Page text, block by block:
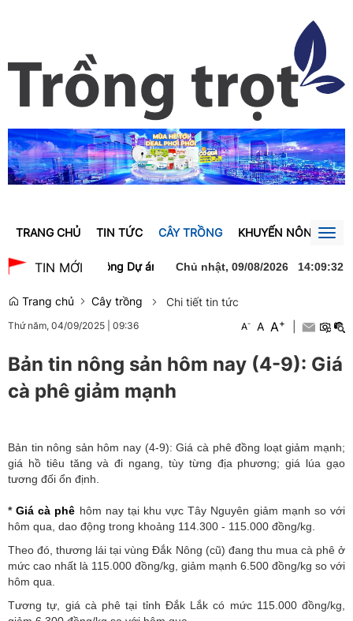
TRANG CHỦ TIN TỨC CÂY TRỒNG KHUYẾN NÔNG
TIN MỚI
dự lễ khởi công Dự án xây dựng Trường Trung học phổ thông
Chủ nhật, 09/08/2026 14:09:33
Trang chủ Cây trồng Chi tiết tin tức
Thứ năm, 04/09/2025 09:36 A- A A+
Bản tin nông sản hôm nay (4-9): Giá
cà phê giảm mạnh
Bản tin nông sản hôm nay (4-9): Giá cà phê đồng loạt giảm mạnh;
giá hồ tiêu tăng và đi ngang, tùy từng địa phương; giá lúa gạo
tương đối ổn định.
*Giá cà phê hôm nay tại khu vực Tây Nguyên giảm mạnh so với
hôm qua, dao động trong khoảng 114.300 - 115.000 đồng/kg.
Theo đó, thương lái tại vùng Đắk Nông (cũ) đang thu mua cà phê ở
mức cao nhất là 115.000 đồng/kg, giảm mạnh 6.500 đồng/kg so với
hôm qua.
Tương tự, giá cà phê tại tỉnh Đắk Lắk có mức 115.000 đồng/kg,